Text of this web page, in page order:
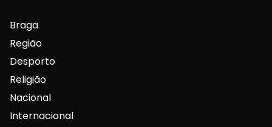
Braga
Região
Desporto
Religião
Nacional
Internacional